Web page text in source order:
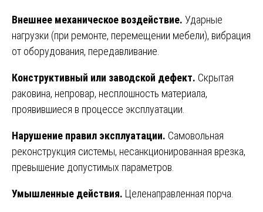
Внешнее механическое воздействие. Ударные
нагрузки (при ремонте, перемещении мебели), вибрация
от оборудования, передавливание.
Конструктивный или заводской дефект. Скрытая
раковина, непровар, несплошность материала,
проявившиеся в процессе эксплуатации.
Нарушение правил эксплуатации. Самовольная
реконструкция системы, несанкционированная врезка,
превышение допустимых параметров.
Умышленные действия. Целенаправленная порча.